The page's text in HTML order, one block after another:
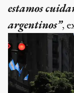
estamos
argentinos”,